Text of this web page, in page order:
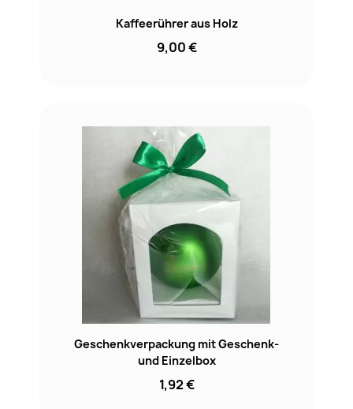
Kaffeerührer aus Holz
9,00 €
Geschenkverpackung mit Geschenk-
und Einzelbox
1,92 €